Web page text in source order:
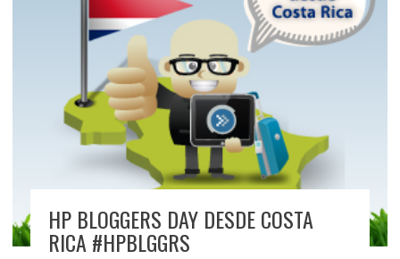
HP BLOGGERS DAY DESDE COSTA
RICA #HPBLGGRS